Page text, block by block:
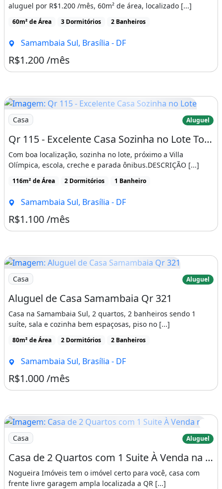
aluguel por R$1.200 /mês, 60m² de área, localizado [...]
60m² de Área 3 Dormitórios 2 Banheiros
Samambaia Sul, Brasília - DF
R$1.200 /mês
Imagem: Qr 115 - Excelente Casa Sozinha no Lote
Casa Aluguel
Qr 115 - Excelente Casa Sozinha no Lote Toda com Laje, 02 Quartos e Garagem - Samambaia Su
Com boa localização, sozinha no lote, próximo a Villa
Olímpica, escola, creche e parada ônibus.DESCRIÇÃO [...]
116m² de Área 2 Dormitórios 1 Banheiro
Samambaia Sul, Brasília - DF
R$1.100 /mês
Imagem: Aluguel de Casa Samambaia Qr 321
Casa Aluguel
Aluguel de Casa Samambaia Qr 321
Casa na Samambaia Sul, 2 quartos, 2 banheiros sendo 1
suíte, sala e cozinha bem espaçosas, piso no [...]
80m² de Área 2 Dormitórios 2 Banheiros
Samambaia Sul, Brasília - DF
R$1.000 /mês
Imagem: Casa de 2 Quartos com 1 Suite À Venda na
Casa Aluguel
Casa de 2 Quartos com 1 Suite À Venda na Qr 327 Samambaia Sul - Brasília
Nogueira Imóveis tem o imóvel certo para você, casa com
frente livre garagem ampla localizada a QR [...]